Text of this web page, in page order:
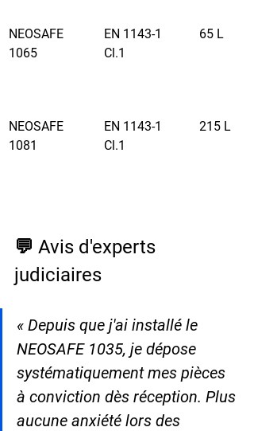
NEOSAFE
1065
EN 1143-1
Cl.1
65 L
NEOSAFE
1081
EN 1143-1
Cl.1
215 L
💬 Avis d'experts
judiciaires
« Depuis que j'ai installé le
NEOSAFE 1035, je dépose
systématiquement mes pièces
à conviction dès réception. Plus
aucune anxiété lors des